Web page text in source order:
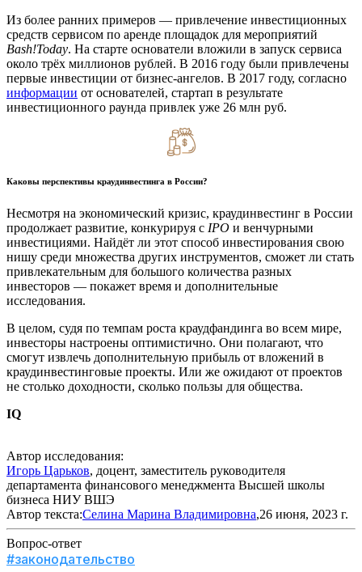
Из более ранних примеров — привлечение инвестиционных
средств сервисом по аренде площадок для мероприятий
Bash!Today. На старте основатели вложили в запуск сервиса
около трёх миллионов рублей. В 2016 году были привлечены
первые инвестиции от бизнес-ангелов. В 2017 году, согласно
информации от основателей, стартап в результате
инвестиционного раунда привлек уже 26 млн руб.
Каковы перспективы краудинвестинга в России?
Несмотря на экономический кризис, краудинвестинг в России
продолжает развитие, конкурируя с IPO и венчурными
инвестициями. Найдёт ли этот способ инвестирования свою
нишу среди множества других инструментов, сможет ли стать
привлекательным для большого количества разных
инвесторов — покажет время и дополнительные
исследования.
В целом, судя по темпам роста краудфандинга во всем мире,
инвесторы настроены оптимистично. Они полагают, что
смогут извлечь дополнительную прибыль от вложений в
краудинвестинговые проекты. Или же ожидают от проектов
не столько доходности, сколько пользы для общества.
IQ
Автор исследования:
Игорь Царьков, доцент, заместитель руководителя
департамента финансового менеджмента Высшей школы
бизнеса НИУ ВШЭ
Автор текста:Селина Марина Владимировна,26 июня, 2023 г.
Вопрос-ответ
#законодательство